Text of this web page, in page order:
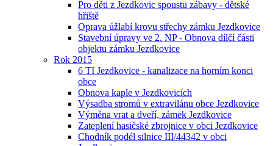
Pro děti z Jezdkovic spoustu zábavy - dětské
hřiště
Oprava úžlabí krovu střechy zámku Jezdkovice
Stavební úpravy ve 2. NP - Obnova dílčí části
objektu zámku Jezdkovice
Rok 2015
6 TI Jezdkovice - kanalizace na horním konci
obce
Obnova kaple v Jezdkovicích
Výsadba stromů v extravilánu obce Jezdkovice
Výměna vrat a dveří, zámek Jezdkovice
Zateplení hasičské zbrojnice v obci Jezdkovice
Chodník podél silnice III/44342 v obci